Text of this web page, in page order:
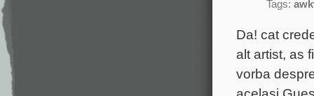
Tags:
Da! cat
alt artist, as
vorba